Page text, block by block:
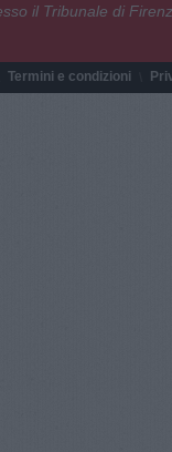
il Tribunale di
Termini e condizioni